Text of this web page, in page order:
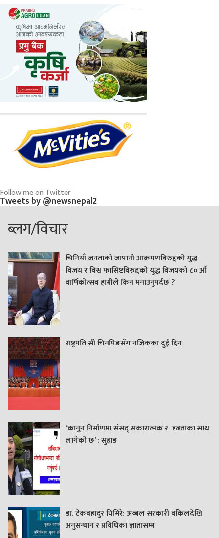
Follow me on Twitter
Tweets by @newsnepal2
ब्लग/विचार
चिनियाँ जनताको जापानी आक्रमणविरुद्दको युद्ध
विजय र विश्व फासिष्टविरुद्दको युद्ध विजयको ८० औं
वार्षिकोत्सव हामीले किन मनाउनुपर्दछ ?
राष्ट्रपति सी चिनपिङसँग नजिकका दुई दिन
‘कानुन निर्माणमा संसद् सकारात्मक र दृढताका साथ
लागेको छ’ : सुहाङ
डा. टेकबहादुर घिमिरे: अब्बल सरकारी वकिलदेखि
अनुसन्धान र प्रविधिका ज्ञातासम्म